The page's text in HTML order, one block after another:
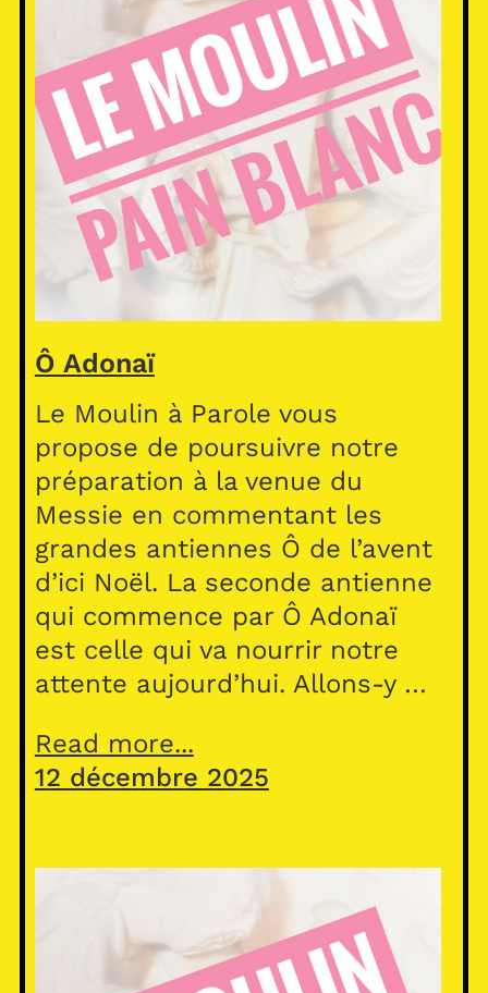
Ô Adonaï
Le Moulin à Parole vous
propose de poursuivre notre
préparation à la venue du
Messie en commentant les
grandes antiennes Ô de l’avent
d’ici Noël. La seconde antienne
qui commence par Ô Adonaï
est celle qui va nourrir notre
attente aujourd’hui. Allons-y …
Read more...
12 décembre 2025